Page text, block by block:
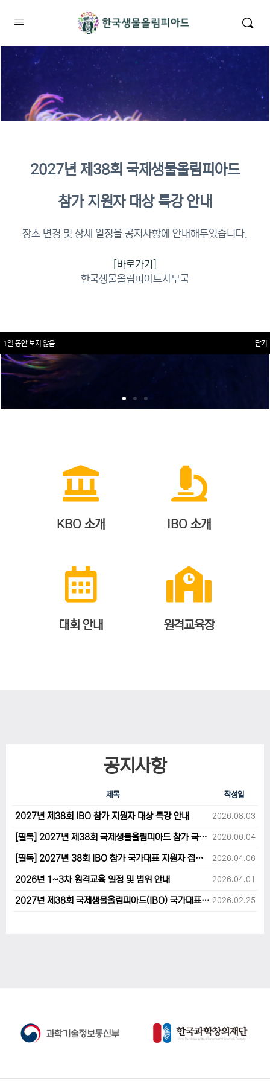
이수증명서 확인 바로가기
KBO 소개 IBO 소개
대회 안내 원격교육장
공지사항
제목 작성일
2027년 제38회 IBO 참가 지원자 대상 특강 안내 2026.08.03
[필독] 2027년 제38회 국제생물올림피아드 참가 국가대표 1차후보자 선발고사 범위 및 일정 안내 2026.06.04
[필독] 2027년 38회 IBO 참가 국가대표 지원자 접수 마감 및 원격교육 관련 공지사항 안내입니다. 2026.04.06
2026년 1~3차 원격교육 일정 및 범위 안내 2026.04.01
2027년 제38회 국제생물올림피아드(IBO) 국가대표 후보자 지원 안내 2026.02.25
2027년 제38회 국제생물올림피아드
참가 지원자 대상 특강 안내
장소 변경 및 상세 일정을 공지사항에 안내해두었습니다.
[바로가기]
한국생물올림피아드사무국
1일 동안 보지 않음 닫기